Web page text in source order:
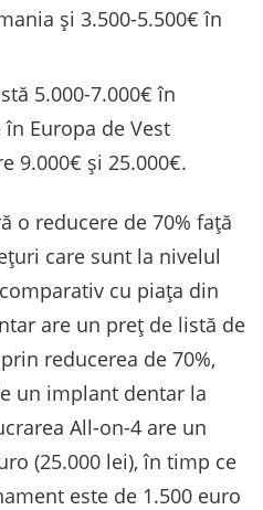
și 3.500-5.500€ în
5.000-7.000€ în
Europa de Vest
9.000€ și 25.000€.
o reducere de 70% față
care sunt la nivelul
cu piața din
are un preț de listă de
reducerea de 70%,
un implant dentar la
All-on-4 are un
(25.000 lei), în timp ce
este de 1.500 euro